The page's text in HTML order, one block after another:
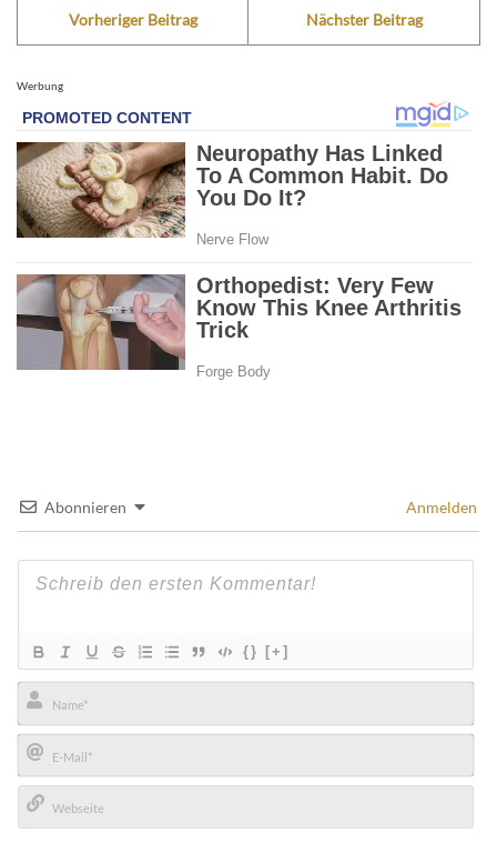
Vorheriger Beitrag Nächster Beitrag
Werbung
Abonnieren Anmelden
{} [+]
Name*
E-
Mail*